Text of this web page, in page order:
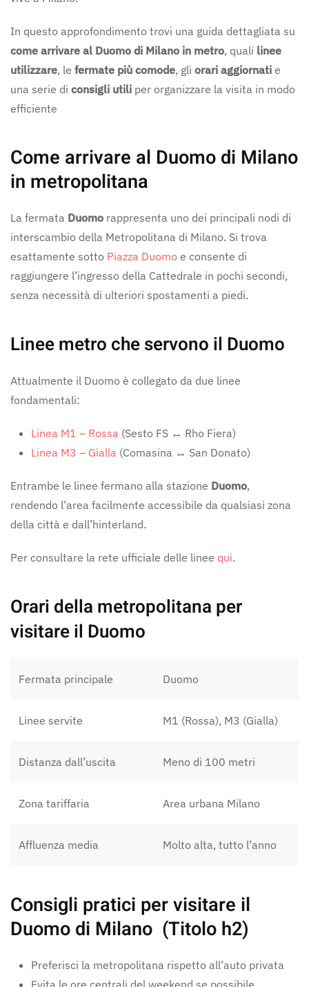
In questo approfondimento trovi una guida dettagliata su
come arrivare al Duomo di Milano in metro, quali linee
utilizzare, le fermate più comode, gli orari aggiornati e
una serie di consigli utili per organizzare la visita in modo
efficiente
Come arrivare al Duomo di Milano
in metropolitana
La fermata Duomo rappresenta uno dei principali nodi di
interscambio della Metropolitana di Milano. Si trova
esattamente sotto Piazza Duomo e consente di
raggiungere l’ingresso della Cattedrale in pochi secondi,
senza necessità di ulteriori spostamenti a piedi.
Linee metro che servono il Duomo
Attualmente il Duomo è collegato da due linee
fondamentali:
Linea M1 – Rossa (Sesto FS ↔ Rho Fiera)
Linea M3 – Gialla (Comasina ↔ San Donato)
Entrambe le linee fermano alla stazione Duomo,
rendendo l’area facilmente accessibile da qualsiasi zona
della città e dall’hinterland.
Per consultare la rete ufficiale delle linee qui.
Orari della metropolitana per
visitare il Duomo
Fermata principale Duomo
Linee servite M1 (Rossa), M3 (Gialla)
Distanza dall’uscita Meno di 100 metri
Zona tariffaria Area urbana Milano
Affluenza media Molto alta, tutto l’anno
Consigli pratici per visitare il
Duomo di Milano (Titolo h2)
Preferisci la metropolitana rispetto all’auto privata
Evita le ore centrali del weekend se possibile